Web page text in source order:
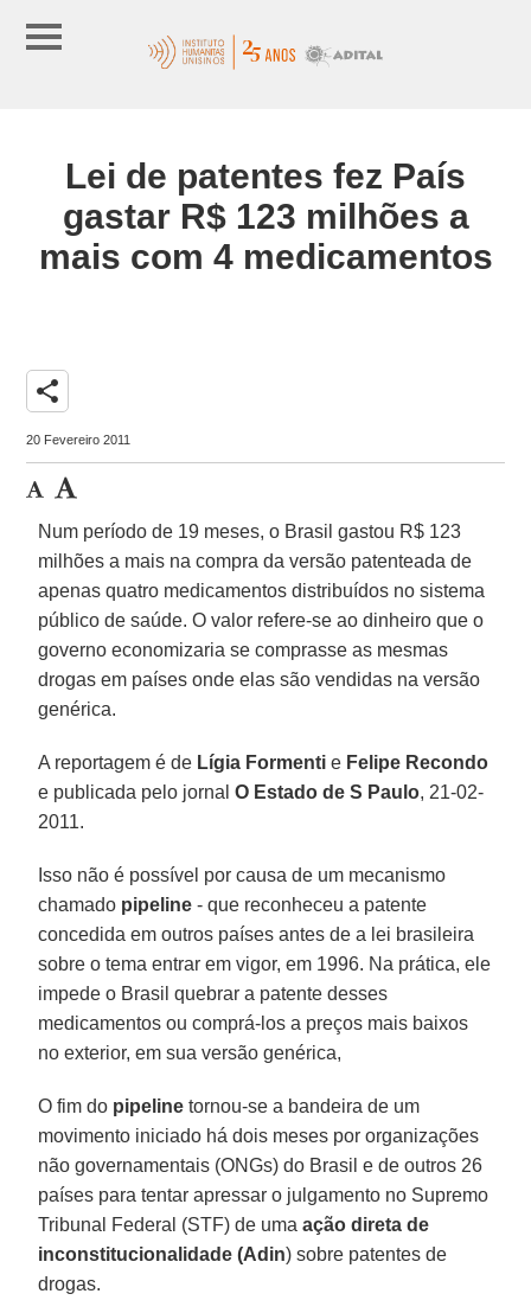
Lei de patentes fez País
gastar R$ 123 milhões a
mais com 4 medicamentos
share
20 Fevereiro 2011
Num período de 19 meses, o Brasil gastou R$ 123
milhões a mais na compra da versão patenteada de
apenas quatro medicamentos distribuídos no sistema
público de saúde. O valor refere-se ao dinheiro que o
governo economizaria se comprasse as mesmas
drogas em países onde elas são vendidas na versão
genérica.
A reportagem é de Lígia Formenti e Felipe Recondo
e publicada pelo jornalO Estado de S Paulo, 21-02-
2011.
Isso não é possível por causa de um mecanismo
chamado pipeline - que reconheceu a patente
concedida em outros países antes de a lei brasileira
sobre o tema entrar em vigor, em 1996. Na prática, ele
impede o Brasil quebrar a patente desses
medicamentos ou comprá-los a preços mais baixos
no exterior, em sua versão genérica,
O fim do pipeline tornou-se a bandeira de um
movimento iniciado há dois meses por organizações
não governamentais (ONGs) do Brasil e de outros 26
países para tentar apressar o julgamento no Supremo
Tribunal Federal (STF) de umaação direta de
inconstitucionalidade (Adin) sobre patentes de
drogas.